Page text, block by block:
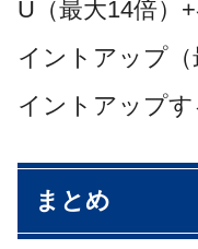
U（最大14倍）
イントアップ
イントアップ
まとめ